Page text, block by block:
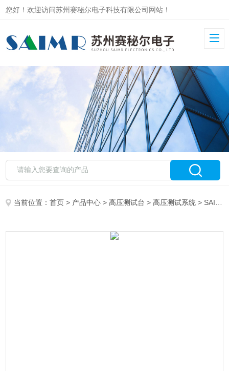
您好！欢迎访问苏州赛秘尔电子科技有限公司网站！
当前位置：首页 > 产品中心 >高压测试台 >高压测试系统 > SAIMR7000高压线束测试台 汽车 PDU 充电枪检测